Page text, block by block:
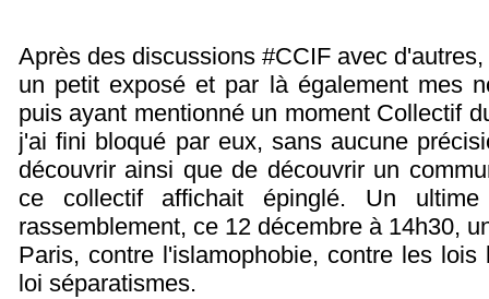
Après des discussions #CCIF avec
un petit exposé et par là également mes
puis ayant mentionné un moment Collectif
j'ai fini bloqué par eux, sans aucune
découvrir ainsi que de découvrir un
ce collectif affichait épinglé. Un
rassemblement, ce 12 décembre à 14h30,
Paris, contre l'islamophobie, contre les
loi séparatismes.